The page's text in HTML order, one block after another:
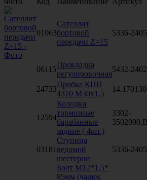
01063
Сателлит
бортовой
передачи Z=15
5336-
06115
Прокладка
регулировочная
5432-
24733
Пробка КПП
4310 М30х1,5
12594
Колодки
тормозные
барабанные
задние ( 4шт.)
3302-
03181
Ступица
ведомой
шестерни
5336-
Болт М12*1,5*
85мм (чашек